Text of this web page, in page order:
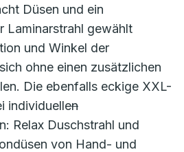
Düsen und ein
Laminarstrahl gewählt
und Winkel der
ohne einen zusätzlichen
Die ebenfalls eckige XXL-
individuellen
Relax Duschstrahl und
von Hand- und